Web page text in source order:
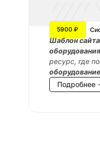
5900 ₽
Шаблон
ресурс, где
Подробнее